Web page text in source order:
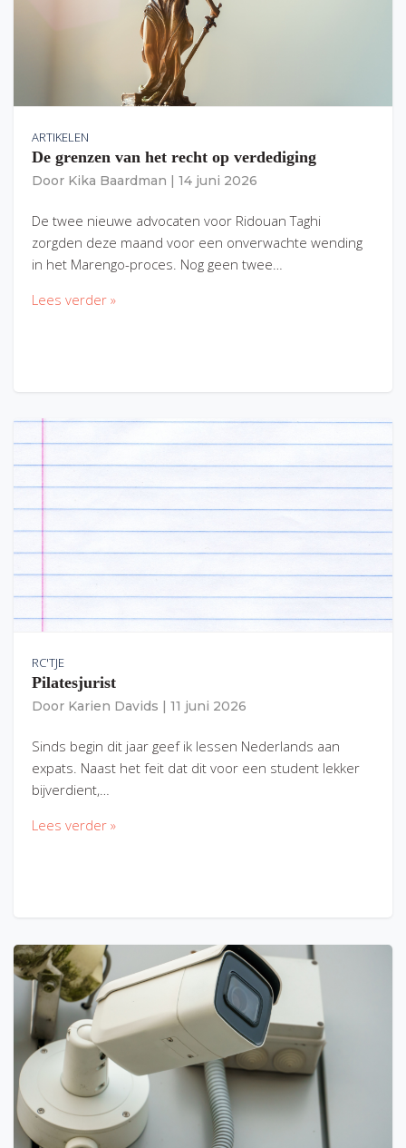
ARTIKELEN
De grenzen van het recht op verdediging
Door Kika Baardman 14 juni 2026
De twee nieuwe advocaten voor Ridouan Taghi
zorgden deze maand voor een onverwachte wending
in het Marengo-proces. Nog geen twee…
Lees verder »
RC'TJE
Pilatesjurist
Door Karien Davids 11 juni 2026
Sinds begin dit jaar geef ik lessen Nederlands aan
expats. Naast het feit dat dit voor een student lekker
bijverdient,…
Lees verder »